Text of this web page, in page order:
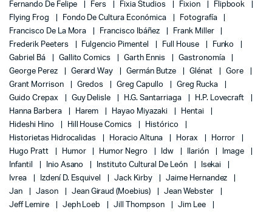
Fernando De Felipe
Fers Fixia Studios Fixion
Flipbook
Flying Frog
Fondo De Cultura Económica
Fotografía
Francisco De La Mora
Francisco Ibáñez
Frank Miller
Frederik Peeters
Fulgencio Pimentel Full House
Funko
Gabriel Bá
Gallito Comics Garth Ennis
Gastronomía
George Perez
Gerard Way Germán Butze Glénat
Gore
Grant Morrison
Gredos Greg Capullo
Greg Rucka
Guido Crepax
Guy Delisle H.G. Santarriaga
H.P. Lovecraft
Hanna Barbera
Harem Hayao Miyazaki
Hentai
Hideshi Hino
Hill House Comics
Histórico
Historietas Hidrocalidas
Horacio Altuna Horax
Horror
Hugo Pratt
Humor Humor Negro Idw Ilarión
Image
Infantil
Inio Asano Instituto Cultural De León
Isekai
Ivrea
Izdení D. Esquivel Jack Kirby
Jaime Hernandez
Jan
Jason Jean Giraud (Moebius)
Jean Webster
Jeff Lemire
Jeph Loeb Jill Thompson
Jim Lee